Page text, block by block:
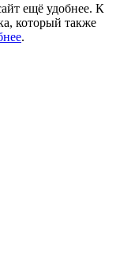
ещё удобнее. К
который также
.